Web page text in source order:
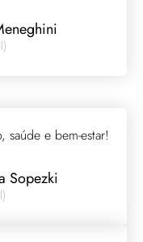
saúde e bem-estar!
Sopezki